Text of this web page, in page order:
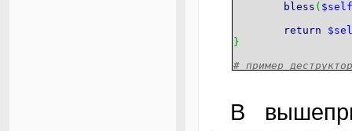
bless ( $self
return
}
# пример
# тут
В вышеприведенном примере конструктора